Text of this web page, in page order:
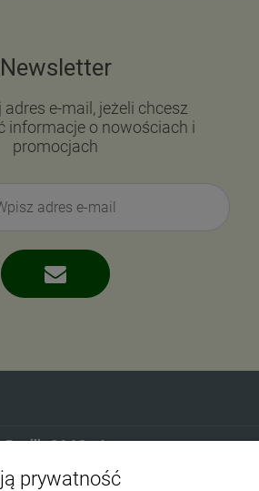
Newsletter
e-mail, jeżeli chcesz
informacje o nowościach i
promocjach
Familia GAJ Sp.Jawna
Gdańska 60
prywatność